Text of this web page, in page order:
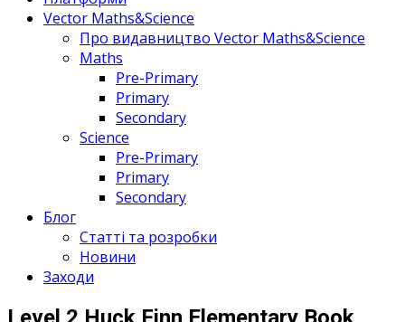
Vector Maths&Science
Про видавництво Vector Maths&Science
Maths
Pre-Primary
Primary
Secondary
Science
Pre-Primary
Primary
Secondary
Блог
Статті та розробки
Новини
Заходи